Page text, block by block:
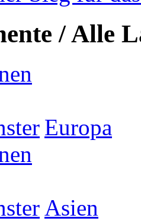
/ Alle
Europa
Asien